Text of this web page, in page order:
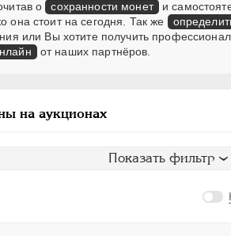
о сохранности монет и
она стоит на сегодня. Так же
или Вы хотите получить
от наших партнёров.
на аукционах
Показать фильтр